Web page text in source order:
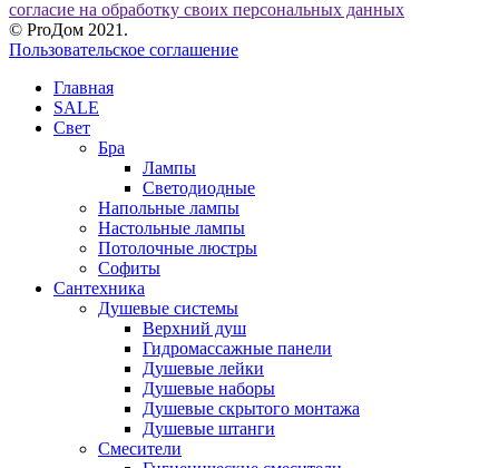
согласие на обработку своих персональных данных
© ProДом 2021.
Пользовательское соглашение
Главная
SALE
Свет
Бра
Лампы
Светодиодные
Напольные лампы
Настольные лампы
Потолочные люстры
Софиты
Сантехника
Душевые системы
Верхний душ
Гидромассажные панели
Душевые лейки
Душевые наборы
Душевые скрытого монтажа
Душевые штанги
Смесители